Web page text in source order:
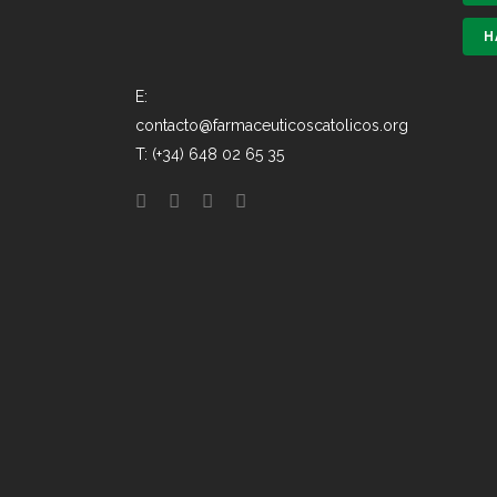
E:
contacto@farmaceuticoscatolicos.org
T: (+34) 648 02 65 35